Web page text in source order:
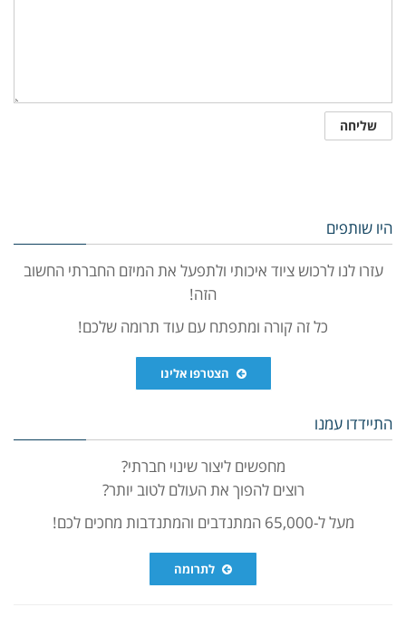
היו שותפים
עזרו לנו לרכוש ציוד איכותי ולתפעל את המיזם החברתי החשוב
הזה!
כל זה קורה ומתפתח עם עוד תרומה שלכם!
הצטרפו אלינו
התיידדו עמנו
מחפשים ליצור שינוי חברתי?
רוצים להפוך את העולם לטוב יותר?
מעל ל-65,000 המתנדבים והמתנדבות מחכים לכם!
לתרומה